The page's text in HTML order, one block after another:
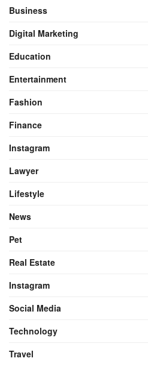
Business
Digital Marketing
Education
Entertainment
Fashion
Finance
Instagram
Lawyer
Lifestyle
News
Pet
Real Estate
Instagram
Social Media
Technology
Travel